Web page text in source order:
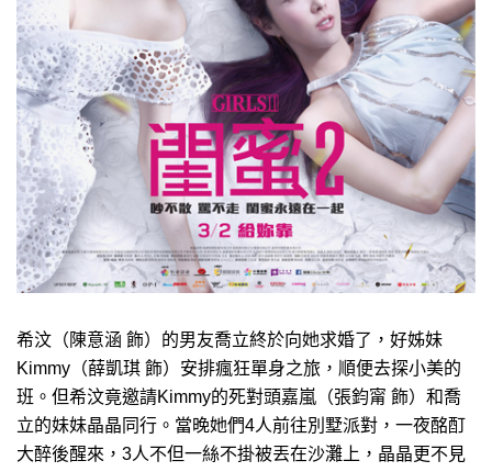
希汶（陳意涵 飾）的男友喬立終於向她求婚了，好姊妹
Kimmy（薛凱琪 飾）安排瘋狂單身之旅，順便去探小美的
班。但希汶竟邀請Kimmy的死對頭嘉嵐（張鈞甯 飾）和喬
立的妹妹晶晶同行。當晚她們4人前往別墅派對，一夜酩酊
大醉後醒來，3人不但一絲不掛被丟在沙灘上，晶晶更不見